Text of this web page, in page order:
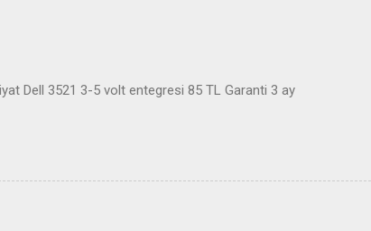
Dell 3521 3-5 volt entegresi 85 TL Garanti 3 ay